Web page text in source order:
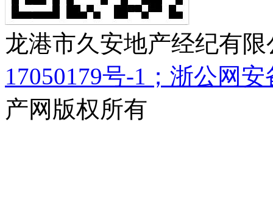
龙港市久安地产经纪有
17050179号-1；浙公网安
产网版权所有